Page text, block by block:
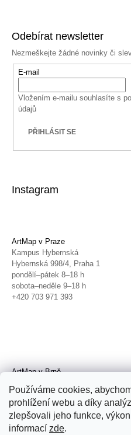
Používáme cookies,
prohlížení webu a díky
zlepšovali jeho funkce,
informací zde.
Odebírat newsletter
Nezmeškejte žádné novinky či
E-mail
Vložením e-mailu souhlasíte s
údajů
PŘIHLÁSIT SE
Instagram
ArtMap v Praze
Kampus Hybernská
Hybernská 998/4, Praha 1
pondělí–pátek 8–18 h
sobota–neděle 9–18 h
+420 703 971 393
ArtMap v Brně
Radnická 4, Brno
úterý–pátek 11–19 h
sobota 14–19 h
+420 702 152 298